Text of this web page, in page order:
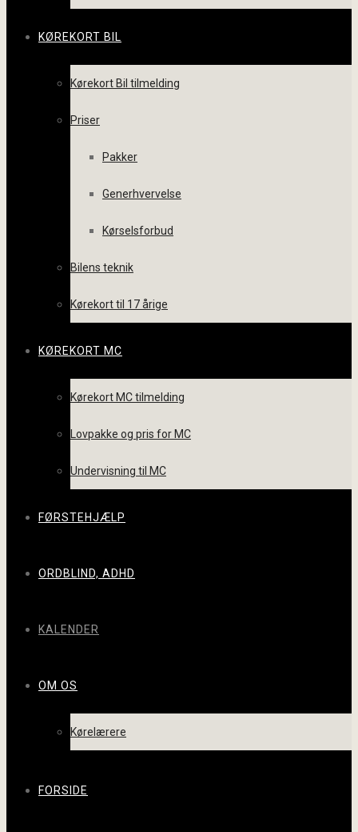
KØREKORT BIL
Kørekort Bil tilmelding
Priser
Pakker
Generhvervelse
Kørselsforbud
Bilens teknik
Kørekort til 17 årige
KØREKORT MC
Kørekort MC tilmelding
Lovpakke og pris for MC
Undervisning til MC
FØRSTEHJÆLP
ORDBLIND, ADHD
KALENDER
OM OS
Kørelærere
FORSIDE